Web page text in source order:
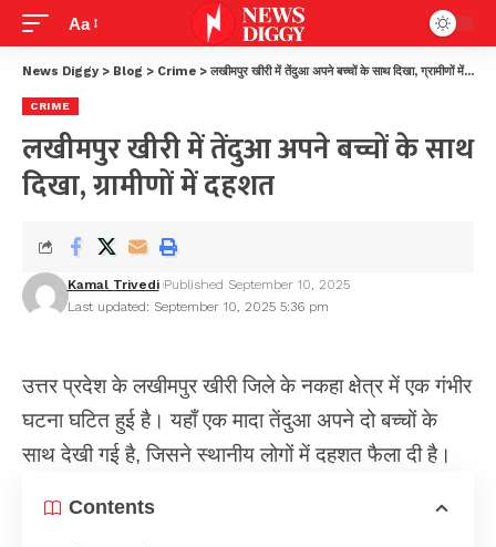
Aa
News Diggy > Blog > Crime > लखीमपुर खीरी में तेंदुआ अपने बच्चों के साथ दिखा, ग्रामीणों में दहशत
CRIME
लखीमपुर खीरी में तेंदुआ अपने बच्चों के साथ
दिखा, ग्रामीणों में दहशत
Last updated: September 10, 2025 5:36 pm
Kamal Trivedi Published September 10, 2025
उत्तर प्रदेशके लखीमपुर खीरी जिले के नकहा क्षेत्र में एक गंभीर
घटना घटित हुई है। यहाँ एक मादा तेंदुआ अपने दो बच्चों के
साथ देखी गई है, जिसने स्थानीय लोगों में दहशत फैला दी है।
Contents